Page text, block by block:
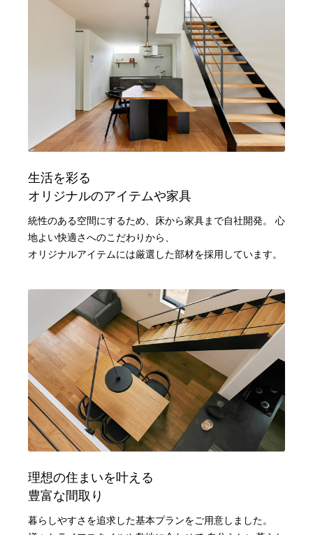
生活を彩る
オリジナルのアイテムや家具
統性のある空間にするため、床から家具まで自社開発。
心
地よい快適さへのこだわりから、
オリジナルアイテムには厳選した部材を採用しています。
理想の住まいを叶える
豊富な間取り
暮らしやすさを追求した基本プランをご用意しました。